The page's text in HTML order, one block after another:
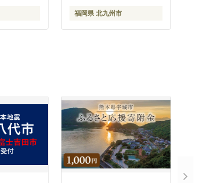
福岡県 北九州市